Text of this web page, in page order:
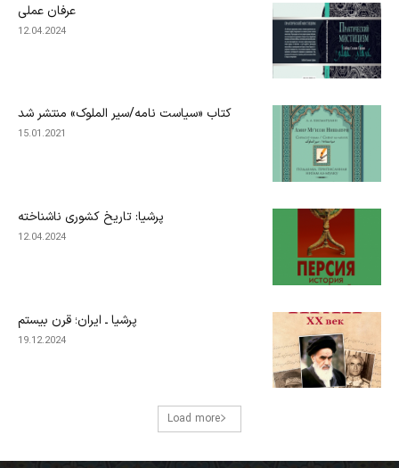
عرفان عملی
12.04.2024
کتاب «سیاست نامه/سیر الملوک» منتشر شد
15.01.2021
پرشیا: تاریخ کشوری ناشناخته
12.04.2024
پرشیا ـ ایران؛ قرن بیستم
19.12.2024
Load more